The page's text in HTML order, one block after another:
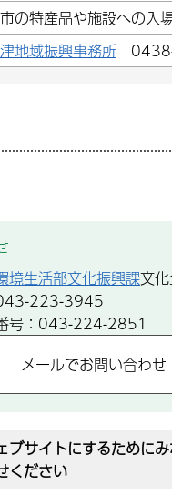
の特産品や施設への入
地域振興事務所
境生活部文化振興課文
223-3945
号：043-224-2851
ブサイトにするために
ください